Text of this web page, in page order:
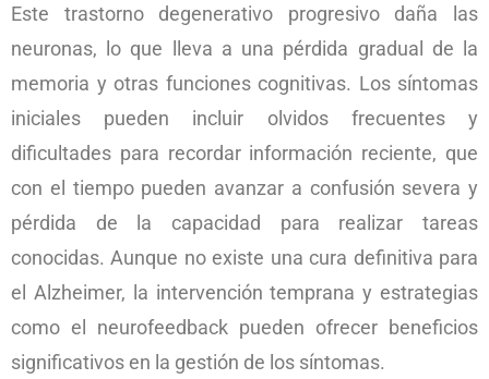
Este trastorno degenerativo progresivo daña las
neuronas, lo que lleva a una pérdida gradual de la
memoria y otras funciones cognitivas. Los síntomas
iniciales pueden incluir olvidos frecuentes y
dificultades para recordar información reciente, que
con el tiempo pueden avanzar a confusión severa y
pérdida de la capacidad para realizar tareas
conocidas. Aunque no existe una cura definitiva para
el Alzheimer, la intervención temprana y estrategias
como el neurofeedback pueden ofrecer beneficios
significativos en la gestión de los síntomas.